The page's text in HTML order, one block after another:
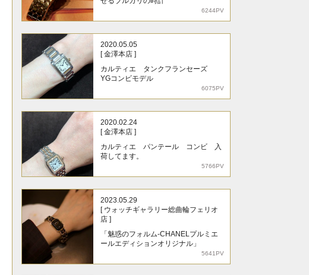
6244PV
2020.05.05
[ 金澤本店 ]
カルティエ タンクフランセーズ
YGコンビモデル
6075PV
2020.02.24
[ 金澤本店 ]
カルティエ パンテール コンビ 入
荷してます。
5766PV
2023.05.29
[ ウォッチギャラリー総曲輪フェリオ
店 ]
「魅惑のフォルム-CHANELプルミエ
ールエディションオリジナル」
5641PV